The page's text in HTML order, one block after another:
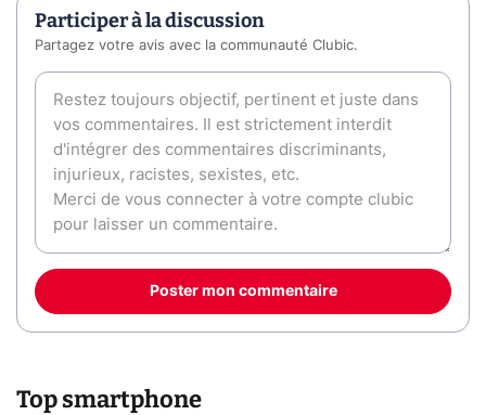
Participer à la discussion
Partagez votre avis avec la communauté Clubic.
Poster mon commentaire
Top smartphone